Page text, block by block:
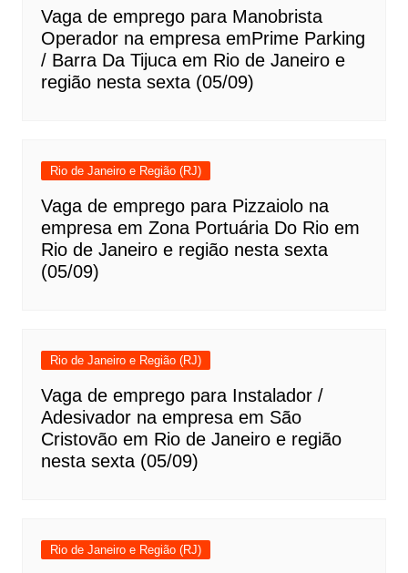
Vaga de emprego para Manobrista
Operador na empresa emPrime Parking
/ Barra Da Tijuca em Rio de Janeiro e
região nesta sexta (05/09)
Rio de Janeiro e Região (RJ)
Vaga de emprego para Pizzaiolo na
empresa em Zona Portuária Do Rio em
Rio de Janeiro e região nesta sexta
(05/09)
Rio de Janeiro e Região (RJ)
Vaga de emprego para Instalador /
Adesivador na empresa em São
Cristovão em Rio de Janeiro e região
nesta sexta (05/09)
Rio de Janeiro e Região (RJ)